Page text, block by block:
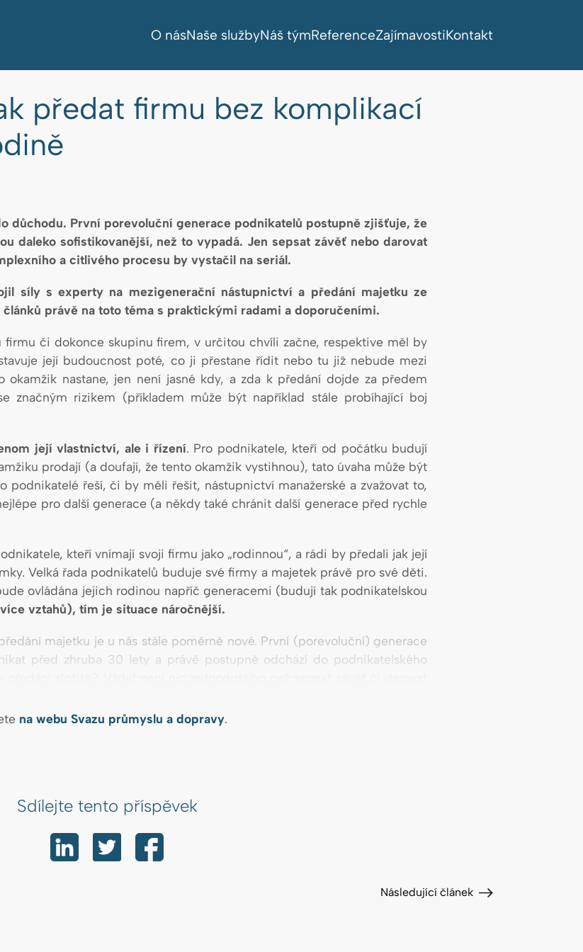
O násNaše službyNáš týmReferenceZajímavostiKontakt
předat firmu bez komplikací
důchodu. První porevoluční generace podnikatelů postupně zjišťuje, že
daleko sofistikovanější, než to vypadá. Jen sepsat závěť nebo darovat
a citlivého procesu by vystačil na seriál.
síly s experty na mezigenerační nástupnictví a předání majetku ze
právě na toto téma s praktickými radami a doporučeními.
firmu či dokonce skupinu firem, v určitou chvíli začne, respektive měl by
její budoucnost poté, co ji přestane řídit nebo tu již nebude mezi
nastane, jen není jasné kdy, a zda k předání dojde za předem
značným rizikem (příkladem může být například stále probíhající boj
její vlastnictví, ale i řízení. Pro podnikatele, kteří od počátku budují
prodají (a doufají, že tento okamžik vystihnou), tato úvaha může být
řeší, či by měli řešit, nástupnictví manažerské a zvažovat to,
pro další generace (a někdy také chránit další generace před rychle
kteří vnímají svoji firmu jako „rodinnou“, a rádi by předali jak její
Velká řada podnikatelů buduje své firmy a majetek právě pro své děti.
ovládána jejich rodinou napříč generacemi (budují tak podnikatelskou
vztahů), tím je situace náročnější.
majetku je u nás stále poměrně nové. První (porevoluční) generace
před zhruba 30 lety a právě postupně odchází do podnikatelského
na webu Svazu průmyslu a dopravy.
Sdílejte tento příspěvek
Následující článek